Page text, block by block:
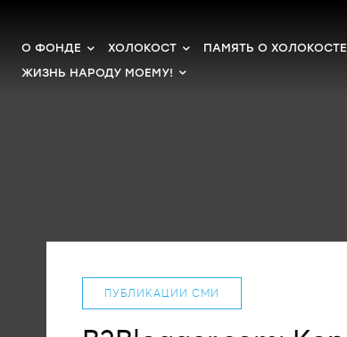
О ФОНДЕ ХОЛОКОСТ
ПАМЯТЬ О ХОЛОКОСТЕ
ЖИЗНЬ НАРОДУ МОЕМУ!
ПУБЛИКАЦИИ СМИ